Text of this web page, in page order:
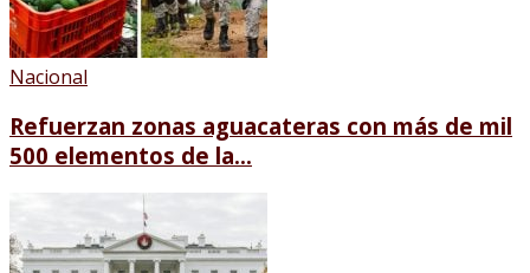
Nacional
Refuerzan zonas aguacateras con más de mil
500 elementos de la...